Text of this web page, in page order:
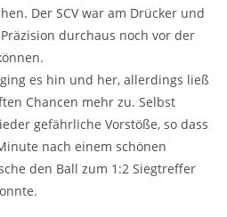
Der SCV war am Drücker und
durchaus noch vor der
es hin und her, allerdings ließ
Chancen mehr zu. Selbst
gefährliche Vorstöße, so dass
nach einem schönen
den Ball zum 1:2 Siegtreffer